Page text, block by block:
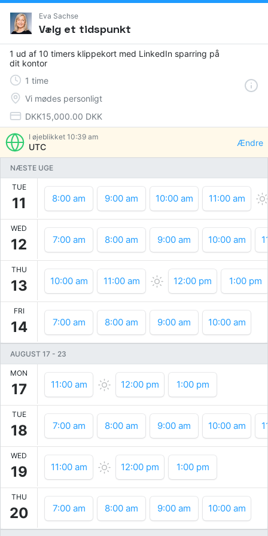
Eva Sachse
Vælg et tidspunkt
1 ud af 10 timers klippekort med LinkedIn sparring på
dit kontor
1 time
Vi mødes personligt
DKK15,000.00 DKK
I øjeblikket 10:39 am
UTC Ændre
NÆSTE UGE
TUE
11 8:00 am 9:00 am 10:00 am 11:00 am
WED
12 7:00 am 8:00 am 9:00 am 10:00 am
THU
13 10:00 am 11:00 am 12:00 pm 1:00 pm
FRI
14 7:00 am 8:00 am 9:00 am 10:00 am
AUGUST 17 - 23
MON
17 11:00 am 12:00 pm 1:00 pm
TUE
18 7:00 am 8:00 am 9:00 am 10:00 am
WED
19 11:00 am 12:00 pm 1:00 pm
THU
20 7:00 am 8:00 am 9:00 am 10:00 am